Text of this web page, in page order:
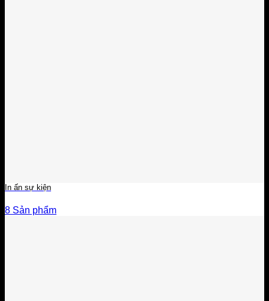
In ấn sự kiện
8 Sản phẩm